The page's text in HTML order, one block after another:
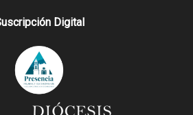
Digital